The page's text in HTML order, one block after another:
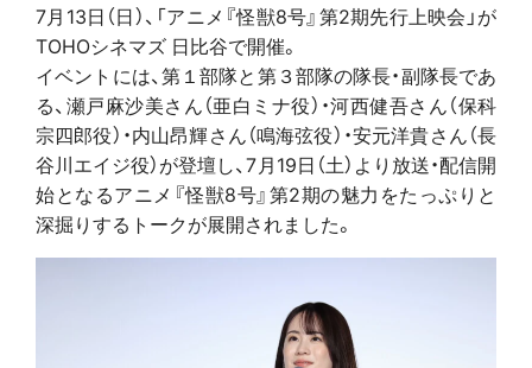
7月13日（日）、「アニメ『怪獣8号』第2期先行上映会」が
TOHOシネマズ 日比谷で開催。
イベントには、第１部隊と第３部隊の隊長・副隊長であ
る、瀬戸麻沙美さん（亜白ミナ役）・河西健吾さん（保科
宗四郎役）・内山昂輝さん（鳴海弦役）・安元洋貴さん（長
谷川エイジ役）が登壇し、7月19日（土）より放送・配信開
始となるアニメ『怪獣8号』第2期の魅力をたっぷりと
深掘りするトークが展開されました。